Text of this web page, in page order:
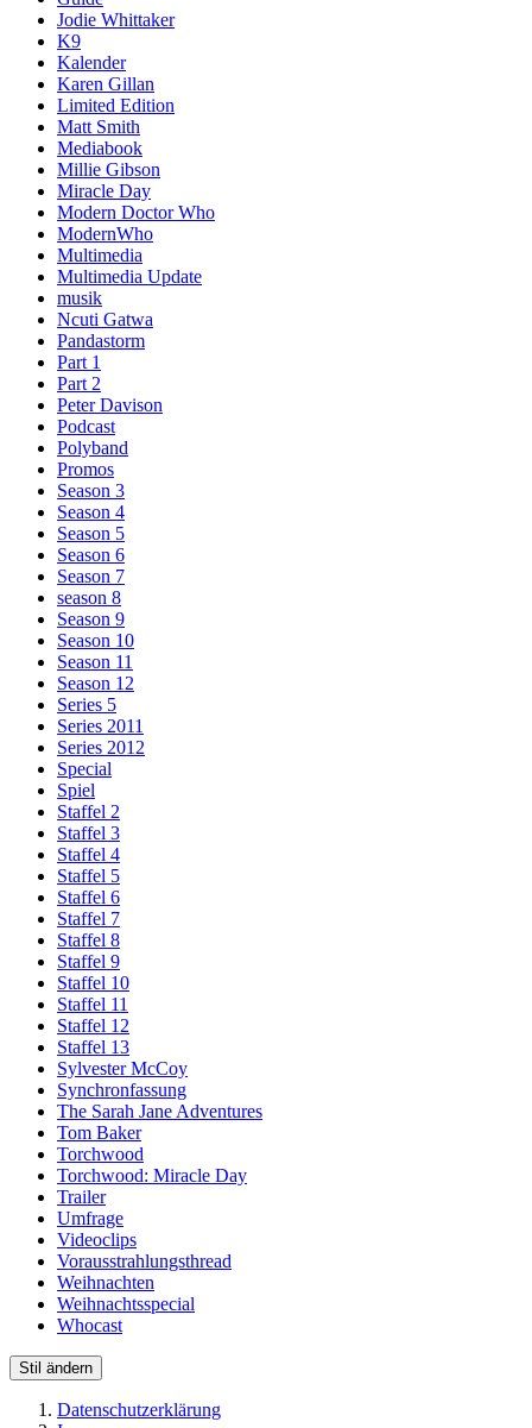
Jodie Whittaker
K9
Kalender
Karen Gillan
Limited Edition
Matt Smith
Mediabook
Millie Gibson
Miracle Day
Modern Doctor Who
ModernWho
Multimedia
Multimedia Update
musik
Ncuti Gatwa
Pandastorm
Part 1
Part 2
Peter Davison
Podcast
Polyband
Promos
Season 3
Season 4
Season 5
Season 6
Season 7
season 8
Season 9
Season 10
Season 11
Season 12
Series 5
Series 2011
Series 2012
Special
Spiel
Staffel 2
Staffel 3
Staffel 4
Staffel 5
Staffel 6
Staffel 7
Staffel 8
Staffel 9
Staffel 10
Staffel 11
Staffel 12
Staffel 13
Sylvester McCoy
Synchronfassung
The Sarah Jane Adventures
Tom Baker
Torchwood
Torchwood: Miracle Day
Trailer
Umfrage
Videoclips
Vorausstrahlungsthread
Weihnachten
Weihnachtsspecial
Whocast
Stil ändern
Datenschutzerklärung